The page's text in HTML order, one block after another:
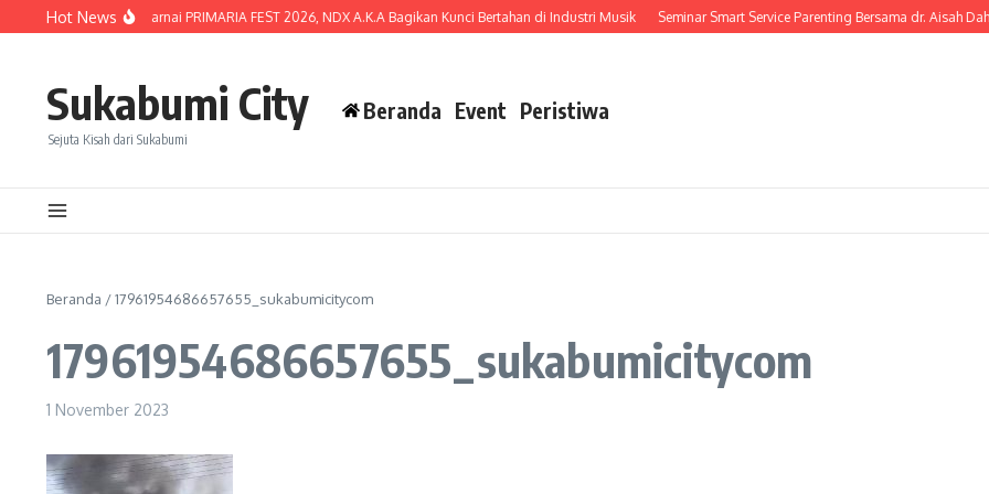
Lewati ke konten
Hot News
Lautan Penonton Warnai PRIMARIA FEST 2026, NDX A.K.A Bagikan Kunci Bertahan di Industri Musik Seminar Smart Service Parenting Bersama dr. Aisah
Sukabumi City
Sejuta Kisah dari Sukabumi
Beranda Event Peristiwa
Beranda /17961954686657655_sukabumicitycom
17961954686657655_sukabumicitycom
1 November 2023